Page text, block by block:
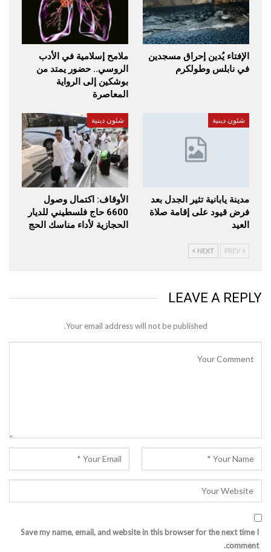
الإفتاء يُدين إحراق مسجدين
في نابلس وطولكرم
ملامح إسلامية في الأدب
الروسي.. حضور يمتد من
بوشكين إلى الرواية
المعاصرة
شئون دينية
مدينة يابانية تثير الجدل بعد
فرض قيود على إقامة صلاة
العيد
شئون دينية
الأوقاف: اكتمال وصول
6600 حاج فلسطيني للديار
الحجازية لأداء مناسك الحج
NEXT
LEAVE A REPLY
Your email address will not be published.
Save my name, email, and website in this browser for the next time I
comment.